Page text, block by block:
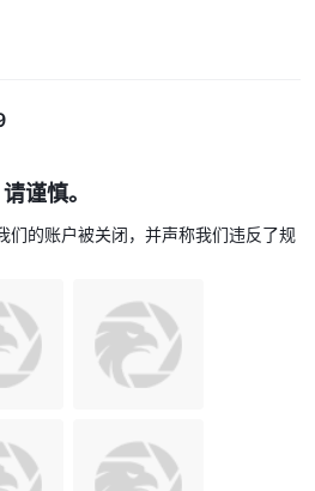
谨慎。
们的账户被关闭，并声称我们违反了规